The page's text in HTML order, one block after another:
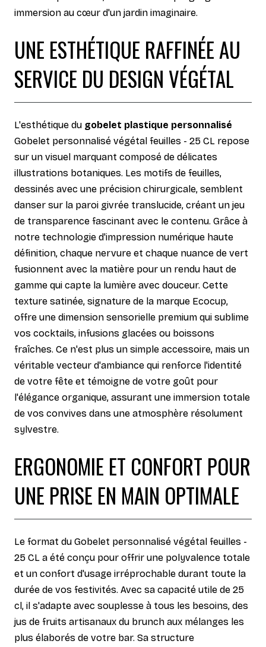
immersion au cœur d'un jardin imaginaire.
UNE ESTHÉTIQUE RAFFINÉE AU
SERVICE DU DESIGN VÉGÉTAL
L'esthétique du gobelet plastique personnalisé
Gobelet personnalisé végétal feuilles - 25 CL repose
sur un visuel marquant composé de délicates
illustrations botaniques. Les motifs de feuilles,
dessinés avec une précision chirurgicale, semblent
danser sur la paroi givrée translucide, créant un jeu
de transparence fascinant avec le contenu. Grâce à
notre technologie d'impression numérique haute
définition, chaque nervure et chaque nuance de vert
fusionnent avec la matière pour un rendu haut de
gamme qui capte la lumière avec douceur. Cette
texture satinée, signature de la marque Ecocup,
offre une dimension sensorielle premium qui sublime
vos cocktails, infusions glacées ou boissons
fraîches. Ce n'est plus un simple accessoire, mais un
véritable vecteur d'ambiance qui renforce l'identité
de votre fête et témoigne de votre goût pour
l'élégance organique, assurant une immersion totale
de vos convives dans une atmosphère résolument
sylvestre.
ERGONOMIE ET CONFORT POUR
UNE PRISE EN MAIN OPTIMALE
Le format du Gobelet personnalisé végétal feuilles -
25 CL a été conçu pour offrir une polyvalence totale
et un confort d'usage irréprochable durant toute la
durée de vos festivités. Avec sa capacité utile de 25
cl, il s'adapte avec souplesse à tous les besoins, des
jus de fruits artisanaux du brunch aux mélanges les
plus élaborés de votre bar. Sa structure